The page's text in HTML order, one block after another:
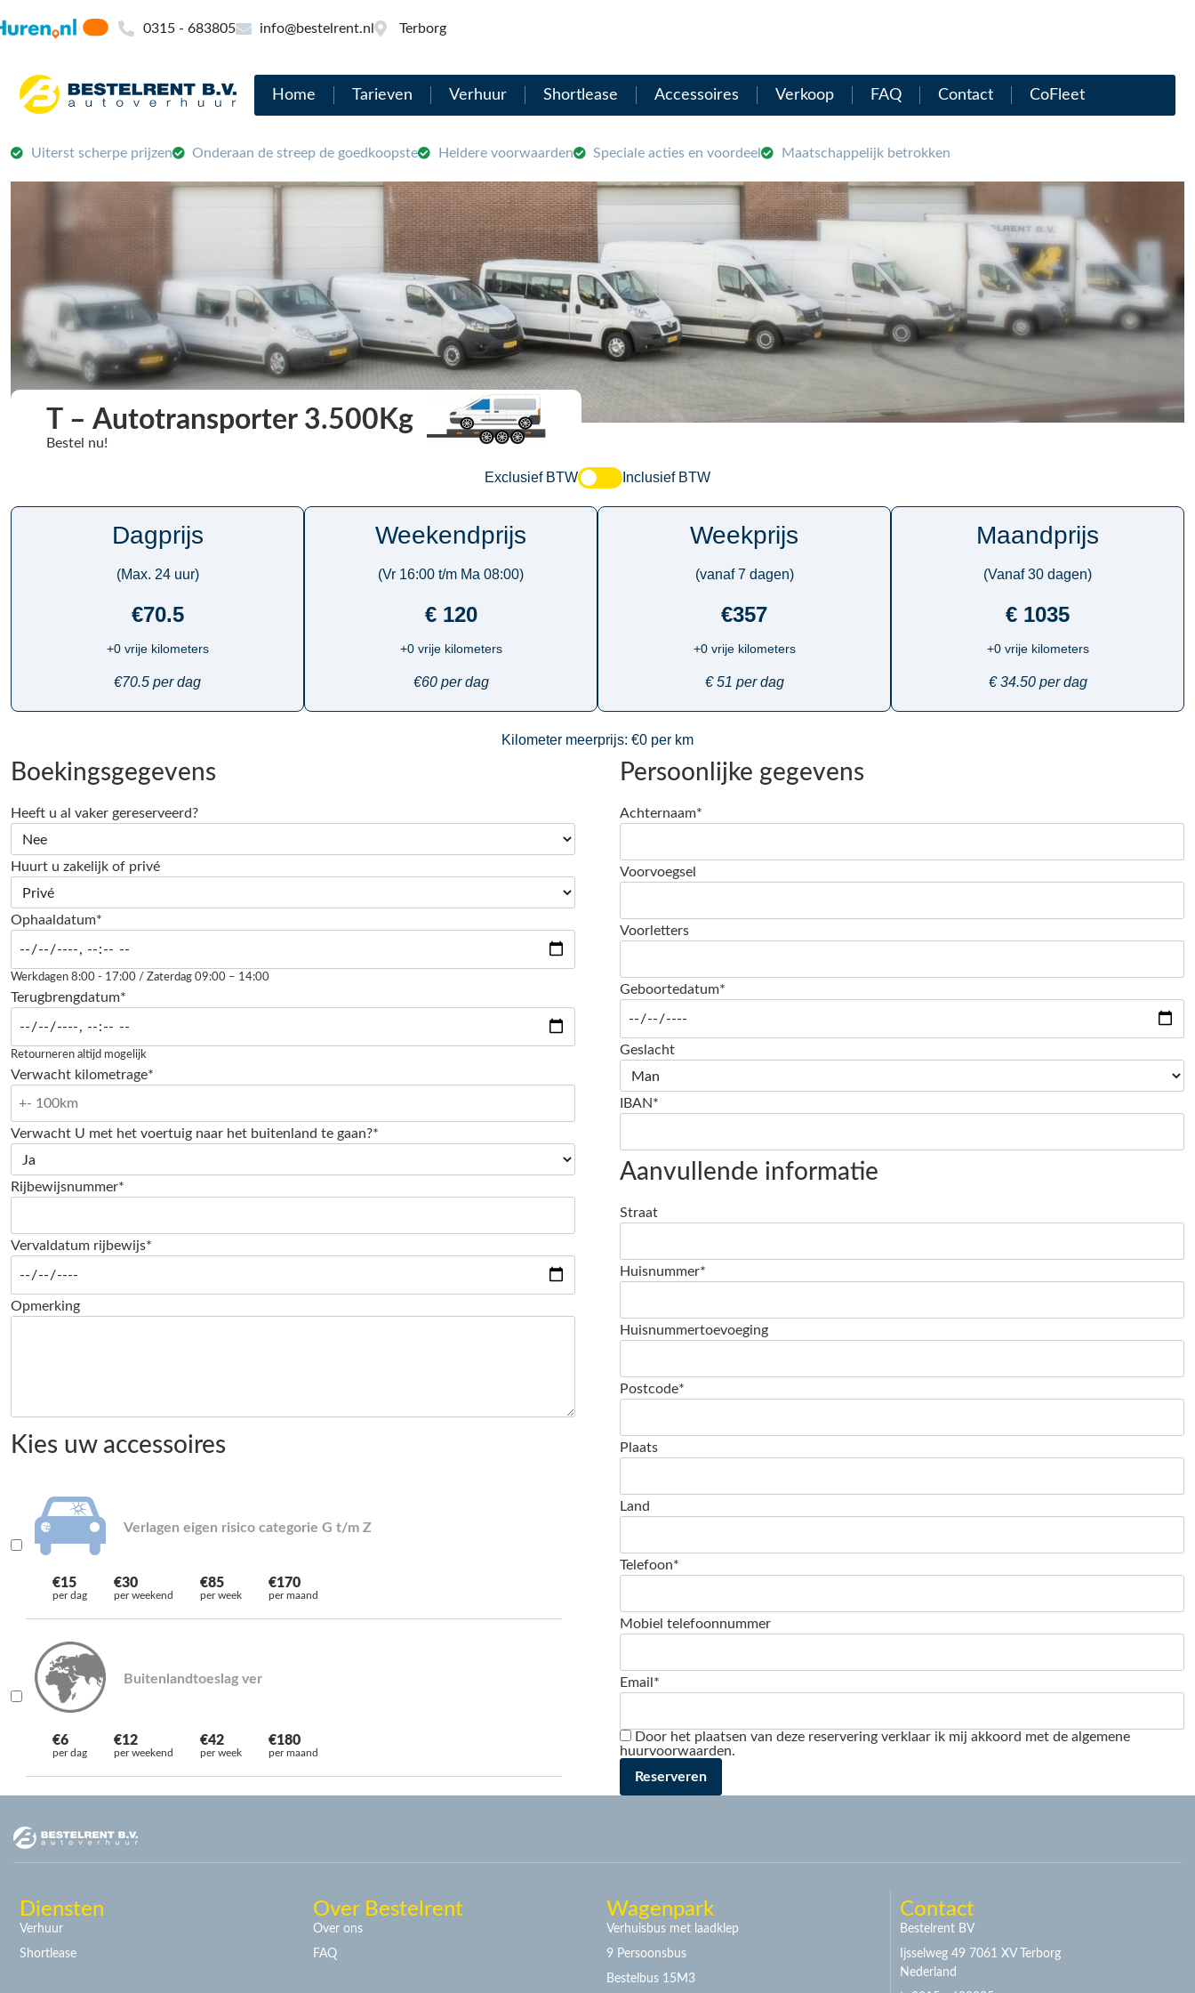
0315 - 683805 info@bestelrent.nl Terborg
Home Tarieven Verhuur Shortlease Accessoires Verkoop FAQ Contact CoFleet
Uiterst scherpe prijzen Onderaan de streep de goedkoopste Heldere voorwaarden Speciale acties en voordeel Maatschappelijk betrokken
T – Autotransporter 3.500Kg
Bestel nu!
Exclusief BTW Inclusief BTW
Dagprijs
(Max. 24 uur)
€70.5
+0 vrije kilometers
€70.5 per dag
Weekendprijs
(Vr 16:00 t/m Ma 08:00)
€ 120
+0 vrije kilometers
€60 per dag
Weekprijs
(vanaf 7 dagen)
€357
+0 vrije kilometers
€ 51 per dag
Maandprijs
(Vanaf 30 dagen)
€ 1035
+0 vrije kilometers
€ 34.50 per dag
Kilometer meerprijs: €0 per km
Boekingsgegevens
Heeft u al vaker gereserveerd?
Huurt u zakelijk of privé
Ophaaldatum*
Werkdagen 8:00 - 17:00 / Zaterdag 09:00 – 14:00
Terugbrengdatum*
Retourneren altijd mogelijk
Verwacht kilometrage*
Verwacht U met het voertuig naar het buitenland te gaan?*
Rijbewijsnummer*
Vervaldatum rijbewijs*
Opmerking
Kies uw accessoires
Verlagen eigen risico categorie G t/m Z
€15
per dag
€30
per weekend
€85
per week
€170
per maand
Buitenlandtoeslag ver
€6
per dag
€12
per weekend
€42
per week
€180
per maand
Persoonlijke gegevens
Achternaam*
Voorvoegsel
Voorletters
Geboortedatum*
Geslacht
IBAN*
Aanvullende informatie
Straat
Huisnummer*
Huisnummertoevoeging
Postcode*
Plaats
Land
Telefoon*
Mobiel telefoonnummer
Email*
Door het plaatsen van deze reservering verklaar ik mij akkoord met de algemene
huurvoorwaarden.
Diensten
Verhuur
Shortlease
Over Bestelrent
Over ons
FAQ
Wagenpark
Verhuisbus met laadklep
9 Persoonsbus
Bestelbus 15M3
Contact
Bestelrent BV
Ijsselweg 49 7061 XV Terborg
Nederland